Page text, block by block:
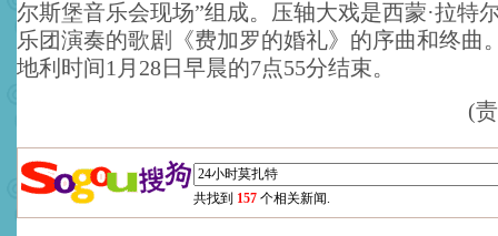
尔斯堡音乐会现场”组成。压轴大戏是西蒙·拉特
乐团演奏的歌剧《费加罗的婚礼》的序曲和终曲
地利时间1月28日早晨的7点55分结束。
(
共找到 157 个相关新闻.